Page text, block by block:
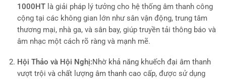
1000HTlà giải pháp lý tưởng cho hệ thống âm thanh công
cộng tại các không gian lớn như sân vận động, trung tâm
thương mại, nhà ga, và sân bay, giúp truyền tải thông báo và
âm nhạc một cách rõ ràng và mạnh mẽ.
Hội Thảo và Hội Nghị:Nhờ khả năng khuếch đại âm thanh
vượt trội và chất lượng âm thanh cao cấp, được sử dụng